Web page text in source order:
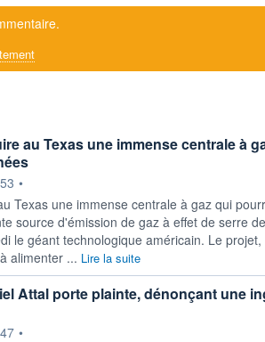
au Texas une immense centrale à
•
Texas une immense centrale à gaz qui
source d'émission de gaz à effet de serre
le géant technologique américain. Le
alimenter ... Lire la suite
Attal porte plainte, dénonçant une
•